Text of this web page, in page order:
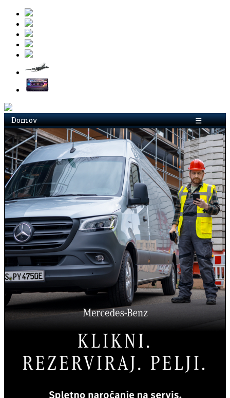
Domov ☰